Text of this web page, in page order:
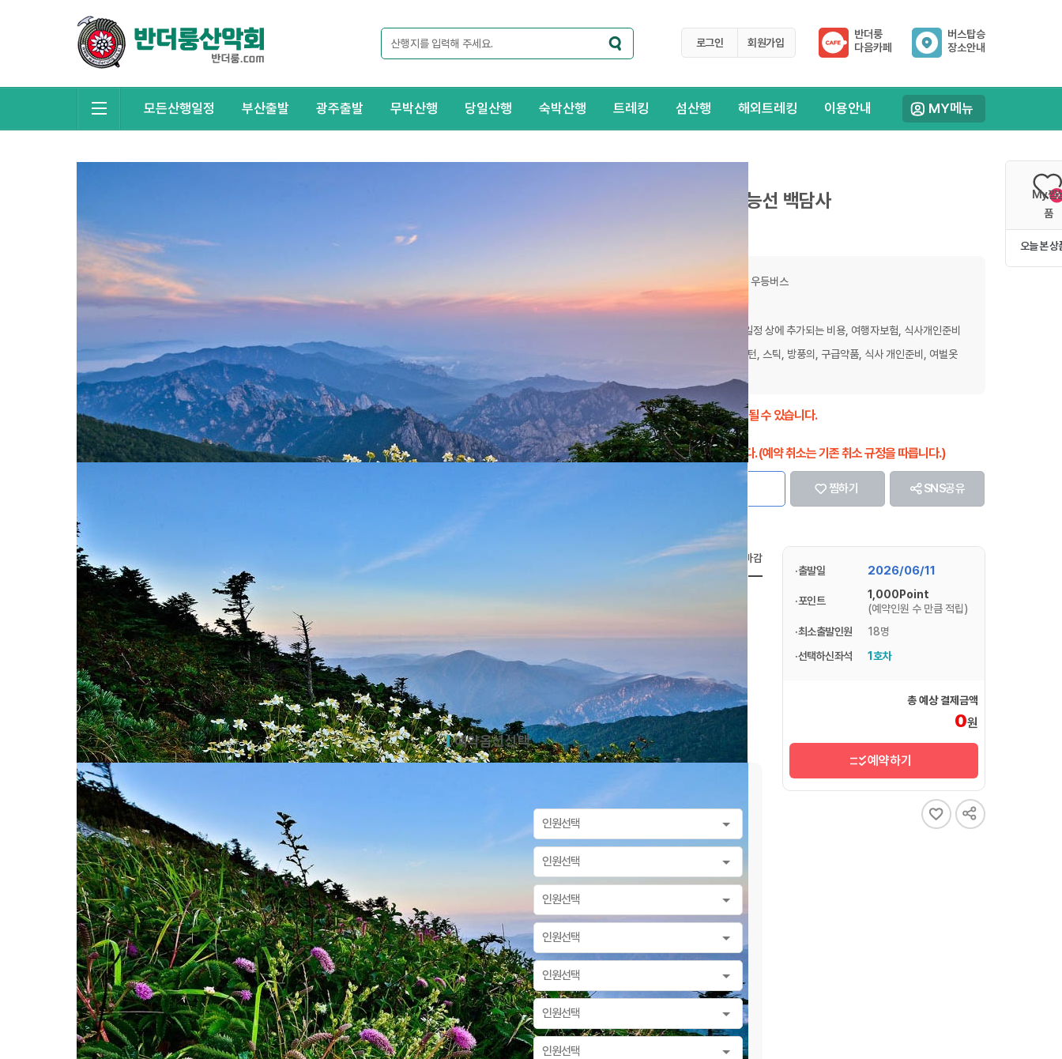
로그인 회원가입
반더룽
다음카페
버스탑승
장소안내
모든산행일정 부산출발 광주출발 무박산행 당일산행 숙박산행 트레킹 섬산행 해외트레킹 이용안내 MY메뉴
0
My찜
품
오늘 본 상
설악산대청봉 공룡능선 서북능선 백담사
편안한 28인승 & 31인승 우등버스
·포함내역
왕복교통비
버스요금 외 케이블카등 일정 상에 추가되는 비용, 여행자보험, 식사개인준비
산행기본복장, 마스크, 랜턴, 스틱, 방풍의, 구급약품, 식사 개인준비, 여벌옷
· 본 일정은 탐방로/도로 통제시 산행지가 변경될 수 있습니다.
· 변경 산행지는 산악회에서 선정 변경 됩니다.
· 산행지 변경으로 인한 환불 요청은 불가합니다. (예약 취소는 기존 취소 규정을 따릅니다.)
찜하기 SNS공유
출발일선택 & 예약하기 예약가능 예약마감
달력에서 원하시는 날짜를 선택하신 후
아래 예약 옵션을 선택하시고
"버스 좌석 선택하기" 버튼을 누르시고 원하시는 좌석을 선택하신 후
나오는 페이지 안내에 따라 예약을 진행하시면 됩니다.
예약옵션선택
인원선택
인원선택
인원선택
인원선택
인원선택
인원선택
인원선택
·출발일 2026/06/11
·포인트
1,000Point
(예약인원 수 만큼 적립)
·최소출발인원
18명
·선택하신좌석
1호차
총 예상 결제금액
0원
예약하기